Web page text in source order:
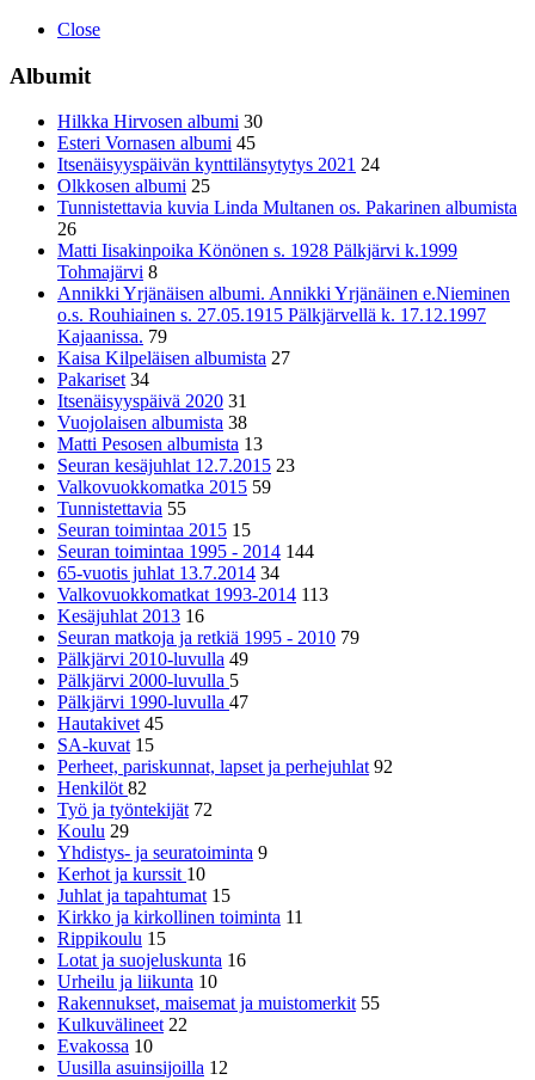
Close
Albumit
Hilkka Hirvosen albumi 30
Esteri Vornasen albumi 45
Itsenäisyyspäivän kynttilänsytytys 2021 24
Olkkosen albumi 25
Tunnistettavia kuvia Linda Multanen os. Pakarinen albumista
26
Matti Iisakinpoika Könönen s. 1928 Pälkjärvi k.1999
Tohmajärvi 8
Annikki Yrjänäisen albumi. Annikki Yrjänäinen e.Nieminen
o.s. Rouhiainen s. 27.05.1915 Pälkjärvellä k. 17.12.1997
Kajaanissa. 79
Kaisa Kilpeläisen albumista 27
Pakariset 34
Itsenäisyyspäivä 2020 31
Vuojolaisen albumista 38
Matti Pesosen albumista 13
Seuran kesäjuhlat 12.7.2015 23
Valkovuokkomatka 2015 59
Tunnistettavia 55
Seuran toimintaa 2015 15
Seuran toimintaa 1995 - 2014 144
65-vuotis juhlat 13.7.2014 34
Valkovuokkomatkat 1993-2014 113
Kesäjuhlat 2013 16
Seuran matkoja ja retkiä 1995 - 2010 79
Pälkjärvi 2010-luvulla 49
Pälkjärvi 2000-luvulla 5
Pälkjärvi 1990-luvulla 47
Hautakivet 45
SA-kuvat 15
Perheet, pariskunnat, lapset ja perhejuhlat 92
Henkilöt82
Työ ja työntekijät 72
Koulu 29
Yhdistys- ja seuratoiminta 9
Kerhot ja kurssit 10
Juhlat ja tapahtumat 15
Kirkko ja kirkollinen toiminta 11
Rippikoulu 15
Lotat ja suojeluskunta 16
Urheilu ja liikunta 10
Rakennukset, maisemat ja muistomerkit 55
Kulkuvälineet 22
Evakossa 10
Uusilla asuinsijoilla 12